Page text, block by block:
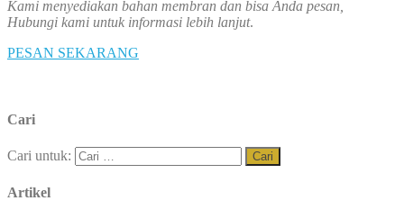
Kami menyediakan bahan membran dan bisa Anda pesan,
Hubungi kami untuk informasi lebih lanjut.
PESAN SEKARANG
Cari
Cari untuk:
Artikel